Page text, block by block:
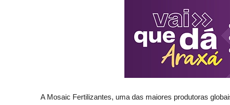
A Mosaic Fertilizantes, uma das maiores produtoras